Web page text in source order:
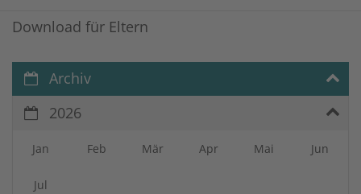
Download für Eltern
Archiv
2026
Jan Feb Mär Apr Mai Jun
Jul